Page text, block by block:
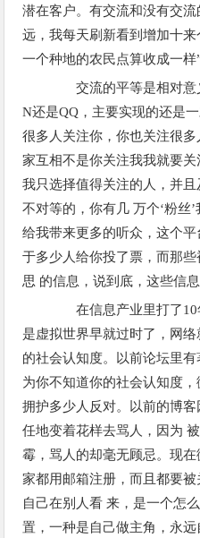
潜在客户。有交流和没有交流
远，我每天刷新看到增加十来
一个种地的农民点算收成一样”
交流的平等是相对意
N还是QQ，主要实现的还是
很多人关注你，你也关注很
家互相不是你关注我我就要关
我只选择值得关注的人，并且
不对等的，你有几 万个‘粉丝
给我带来更多的听众，这个
于多少人给你投了票，而那
思 的信息，说到底，这些信
在信息产业里打了10
是虚拟世界早就过时了，网
的社会认知度。以前论坛里
为你不知道你的社会认知度
拥护多少人反对。以前的博
任地变着花样去骂人，因为
霉，骂人的却毫无顾忌。现
家都用邮箱注册，而且都要
自己在别人看 来，是一个怎
置，一种是自己做主角，永